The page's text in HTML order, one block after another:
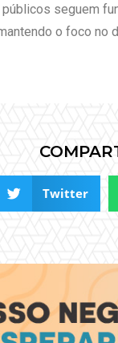
seguem
o foco
Twitter